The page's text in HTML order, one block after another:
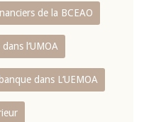
de la BCEAO
l‘UMOA
dans L‘UEMOA